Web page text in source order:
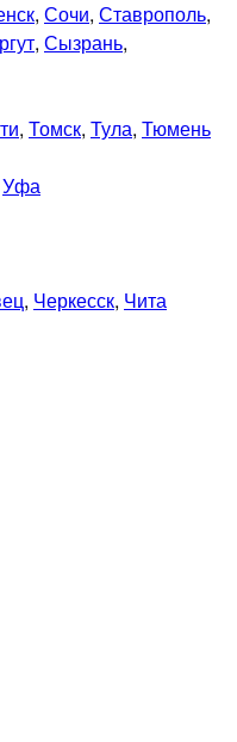
, Сочи, Ставрополь,
, Сызрань,
, Томск, Тула, Тюмень
Уфа
, Черкесск, Чита